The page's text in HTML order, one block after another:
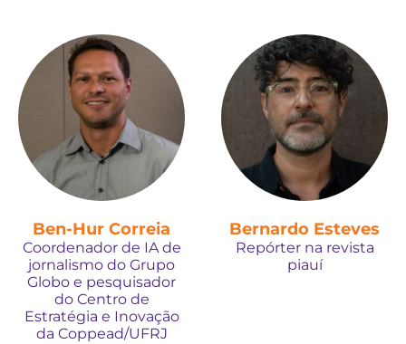
Ben-Hur Correia
Coordenador de IA de
jornalismo do Grupo
Globo e pesquisador
do Centro de
Estratégia e Inovação
da Coppead/UFRJ
Bernardo Esteves
Repórter na revista
piauí